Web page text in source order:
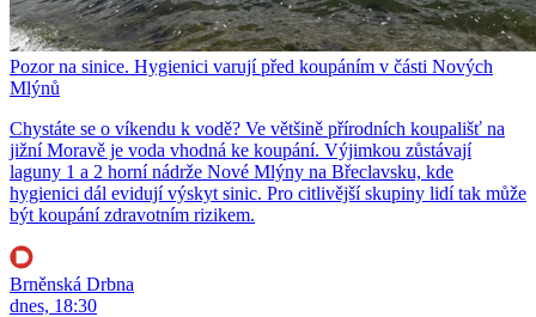
Pozor na sinice. Hygienici varují před koupáním v části Nových
Mlýnů
Chystáte se o víkendu k vodě? Ve většině přírodních koupališť na
jižní Moravě je voda vhodná ke koupání. Výjimkou zůstávají
laguny 1 a 2 horní nádrže Nové Mlýny na Břeclavsku, kde
hygienici dál evidují výskyt sinic. Pro citlivější skupiny lidí tak může
být koupání zdravotním rizikem.
Brněnská Drbna
dnes, 18:30